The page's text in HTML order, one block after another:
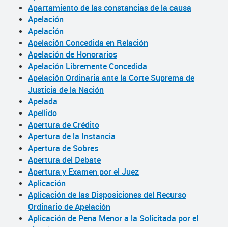
Apartamiento de las constancias de la causa
Apelación
Apelación
Apelación Concedida en Relación
Apelación de Honorarios
Apelación Libremente Concedida
Apelación Ordinaria ante la Corte Suprema de
Justicia de la Nación
Apelada
Apellido
Apertura de Crédito
Apertura de la Instancia
Apertura de Sobres
Apertura del Debate
Apertura y Examen por el Juez
Aplicación
Aplicación de las Disposiciones del Recurso
Ordinario de Apelación
Aplicación de Pena Menor a la Solicitada por el